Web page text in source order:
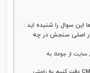
این سوال را شنیده اید :
اصلی سنجش در چه
سایت از جوملا به